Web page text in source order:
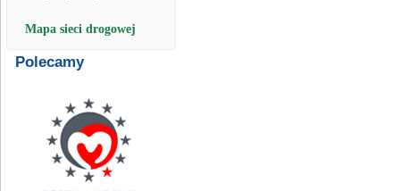
Mapa sieci drogowej
Polecamy